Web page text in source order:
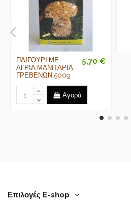
ΠΛΙΓΟΥΡΙ ΜΕ
ΑΓΡΙΑ ΜΑΝΙΤΑΡΙΑ
ΓΡΕΒΕΝΩΝ 500g
5,70 €
Αγορά
Επιλογές E-shop